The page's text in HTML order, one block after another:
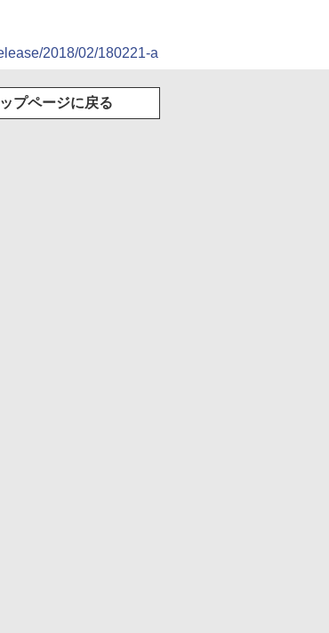
2018/02/180221-a
ップページに戻る